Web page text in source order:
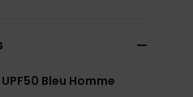
Bleu Homme